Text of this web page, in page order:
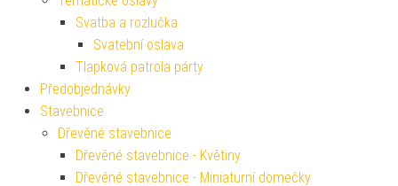
Svatba a rozlučka
Svatební oslava
Tlapková patrola párty
Předobjednávky
Stavebnice
Dřevěné stavebnice
Dřevěné stavebnice - Květiny
Dřevěné stavebnice - Miniaturní domečky